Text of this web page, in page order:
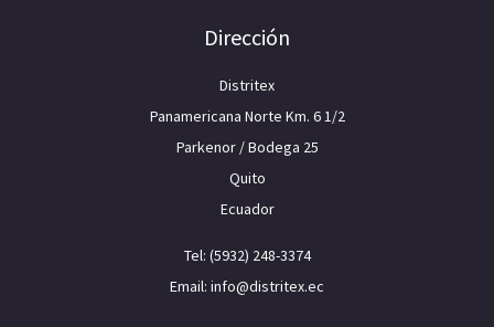
Dirección
Distritex
Panamericana Norte Km. 6 1/2
Parkenor / Bodega 25
Quito
Ecuador
Tel: (5932) 248-3374
Email: info@distritex.ec